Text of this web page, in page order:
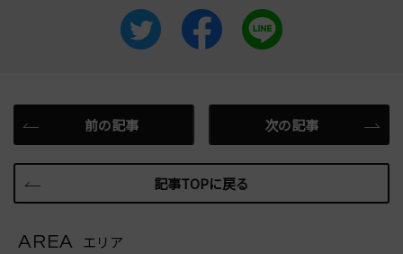
前の記事
記事TOPに戻る
次の記事
AREA エリア